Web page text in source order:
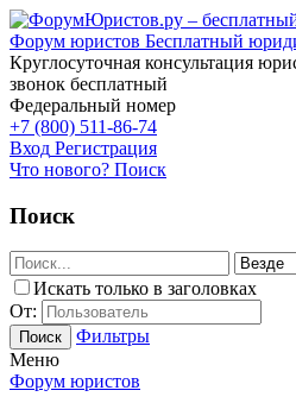
Форум юристов Бесплатный
Круглосуточная консультация
звонок бесплатный
Федеральный номер
+7 (800) 511-86-74
Вход Регистрация
Что нового? Поиск
Поиск
Искать только в заголовках
От:
Поиск
Фильтры
Меню
Форум юристов